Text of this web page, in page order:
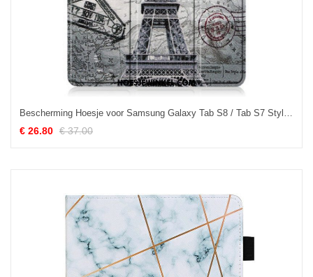
Bescherming Hoesje voor Samsung Galaxy Tab S8 / Tab S7 Stylushouder Eiffeltoren
€ 26.80 € 37.00